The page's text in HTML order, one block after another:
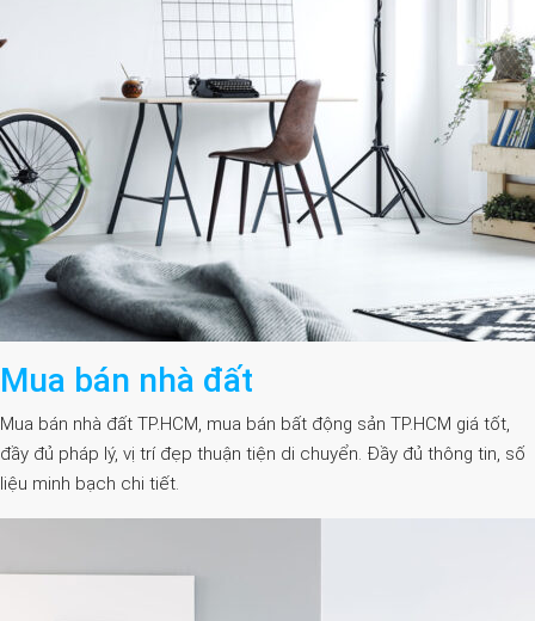
Mua bán nhà đất
Mua bán nhà đất TP.HCM, mua bán bất động sản TP.HCM giá tốt,
đầy đủ pháp lý, vị trí đẹp thuận tiện di chuyển. Đầy đủ thông tin, số
liệu minh bạch chi tiết.